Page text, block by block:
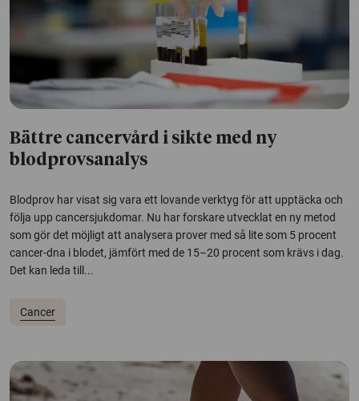
Bättre cancervård i sikte med ny
blodprovsanalys
Blodprov har visat sig vara ett lovande verktyg för att upptäcka och
följa upp cancersjukdomar. Nu har forskare utvecklat en ny metod
som gör det möjligt att analysera prover med så lite som 5 procent
cancer-dna i blodet, jämfört med de 15–20 procent som krävs i dag.
Det kan leda till...
Cancer